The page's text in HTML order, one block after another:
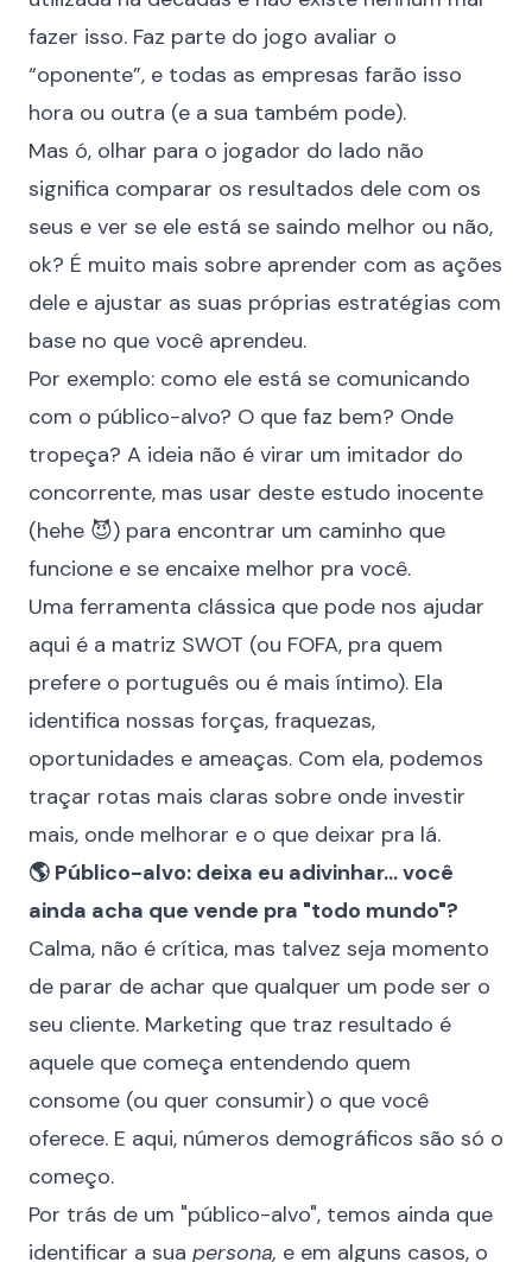
fazer isso. Faz parte do jogo avaliar o
“oponente”, e todas as empresas farão isso
hora ou outra (e a sua também pode).
Mas ó, olhar para o jogador do lado não
significa comparar os resultados dele com os
seus e ver se ele está se saindo melhor ou não,
ok? É muito mais sobre aprender com as ações
dele e ajustar as suas próprias estratégias com
base no que você aprendeu.
Por exemplo: como ele está se comunicando
com o público-alvo? O que faz bem? Onde
tropeça? A ideia não é virar um imitador do
concorrente, mas usar deste estudo inocente
(hehe 😈) para encontrar um caminho que
funcione e se encaixe melhor pra você.
Uma ferramenta clássica que pode nos ajudar
aqui é a matriz SWOT (ou FOFA, pra quem
prefere o português ou é mais íntimo). Ela
identifica nossas forças, fraquezas,
oportunidades e ameaças. Com ela, podemos
traçar rotas mais claras sobre onde investir
mais, onde melhorar e o que deixar pra lá.
🌎 Público-alvo: deixa eu adivinhar... você
ainda acha que vende pra "todo mundo"?
Calma, não é crítica, mas talvez seja momento
de parar de achar que qualquer um pode ser o
seu cliente. Marketing que traz resultado é
aquele que começa entendendo quem
consome (ou quer consumir) o que você
oferece. E aqui, números demográficos são só o
começo.
Por trás de um "público-alvo", temos ainda que
identificar a sua persona, e em alguns casos, o